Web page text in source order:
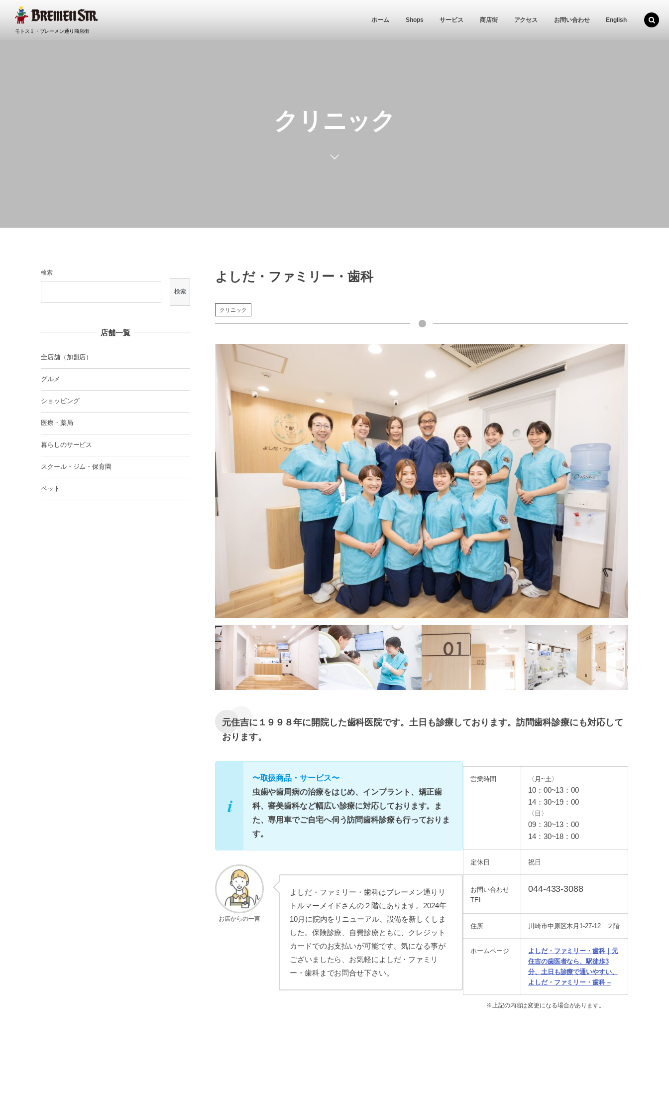
モトスミ・ブレーメン通り商店街
ホーム Shops サービス 商店街 アクセス お問い合わせ English
クリニック
よしだ・ファミリー・歯科
クリニック
元住吉に１９９８年に開院した歯科医院です。土日も診療しております。訪問歯科診療にも対応して
おります。
〜取扱商品・サービス〜
虫歯や歯周病の治療をはじめ、インプラント、矯正歯
科、審美歯科など幅広い診療に対応しております。ま
た、専用車でご自宅へ伺う訪問歯科診療も行っておりま
す。
お店からの一言
よしだ・ファミリー・歯科はブレーメン通りリ
トルマーメイドさんの２階にあります。2024年
10月に院内をリニューアル、設備を新しくしま
した。保険診療、自費診療ともに、クレジット
カードでのお支払いが可能です。気になる事が
ございましたら、お気軽によしだ・ファミリ
ー・歯科までお問合せ下さい。
営業時間 〈月~土〉
10：00~13：00
14： 30~19：00
〈日〉
09： 30~13：00
14：30~18：00
定休日 祝日
お問い合わせ
TEL
044-433-3088
住所 川崎市中原区木月1-27-12 ２階
ホームページ
よしだ・ファミリー・歯科｜元
住吉の歯医者なら、駅徒歩3
分、土日も診療で通いやすい、
よしだ・ファミリー・歯科 –
※上記の内容は変更になる場合があります。
検索
検索
店舗一覧
全店舗（加盟店）
グルメ
ショッピング
医療・薬局
暮らしのサービス
スクール・ジム・保育園
ペット